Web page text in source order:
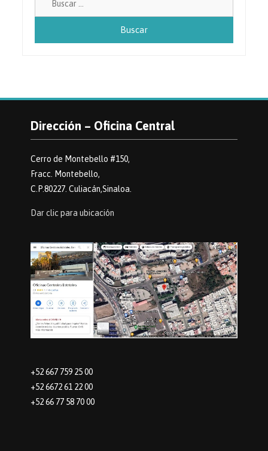
Dirección – Oficina Central
Cerro de Montebello #150,
Fracc. Montebello,
C.P.80227. Culiacán,Sinaloa.
Dar clic para ubicación
+52 667 759 25 00
+52 6672 61 22 00
+52 66 77 58 70 00